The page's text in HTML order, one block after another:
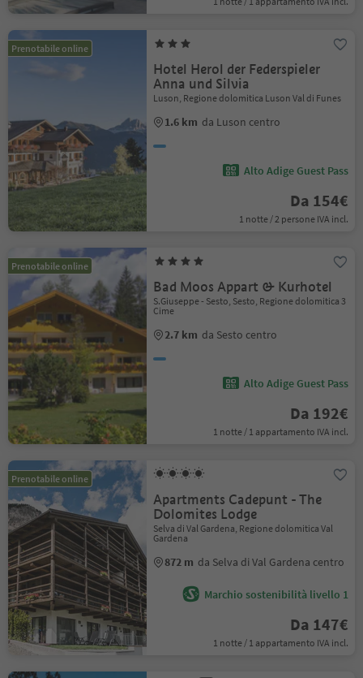
Prenotabile online
Hotel Herol der Federspieler
Anna und Silvia
Luson, Regione dolomitica Luson Val di Funes
1.6 km da Luson centro
Alto Adige Guest Pass
Da 154€
1 notte / 2 persone IVA incl.
Prenotabile online
Bad Moos Appart & Kurhotel
S.Giuseppe - Sesto, Sesto, Regione dolomitica 3
Cime
2.7 km da Sesto centro
Alto Adige Guest Pass
Da 192€
1 notte / 1 appartamento IVA incl.
Prenotabile online
Apartments Cadepunt - The
Dolomites Lodge
Selva di Val Gardena, Regione dolomitica Val
Gardena
872 m da Selva di Val Gardena centro
Marchio sostenibilità livello 1
Da 147€
1 notte / 1 appartamento IVA incl.